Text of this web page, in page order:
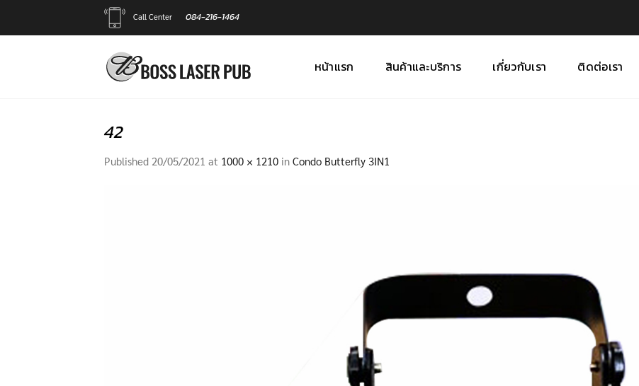
Call Center 084-216-1464
หน้าแรก สินค้าและบริการ เกี่ยวกับเรา ติดต่อเรา
42
Published 20/05/2021 at 1000 × 1210 in Condo Butterfly 3IN1